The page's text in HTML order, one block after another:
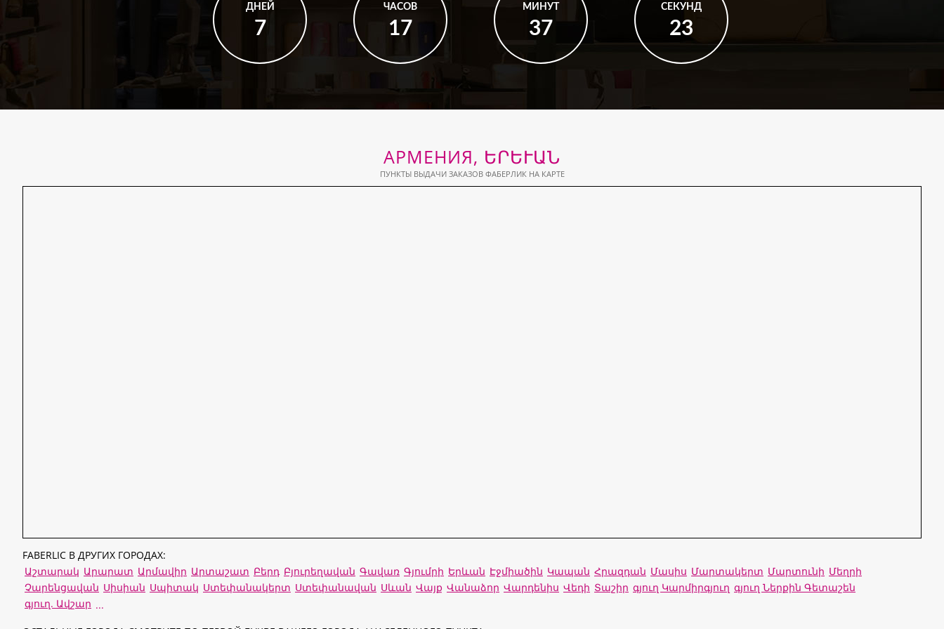
ДНЕЙ
7
ЧАСОВ
17
МИНУТ
37
СЕКУНД
22
АРМЕНИЯ, ԵՐԵՒԱՆ
ПУНКТЫ ВЫДАЧИ ЗАКАЗОВ ФАБЕРЛИК НА КАРТЕ
FABERLIC В ДРУГИХ ГОРОДАХ:
Աշտարակ Արարատ Արմավիր Արտաշատ Բերդ Բյուրեղավան Գավառ Գյումրի Երևան Էջմիածին Կապան Հրազդան Մասիս Մարտակերտ Մարտունի Մեղրի
Չարենցավան Սիսիան Սպիտակ Ստեփանակերտ Ստեփանավան Սևան Վայք Վանաձոր Վարդենիս Վեդի Տաշիր գյուղ Կարմիրգյուղ գյուղ Ներքին Գետաշեն
գյուղ. Ավշար ...